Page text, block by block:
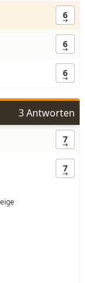
6
6
6
3 Antworten
7
7